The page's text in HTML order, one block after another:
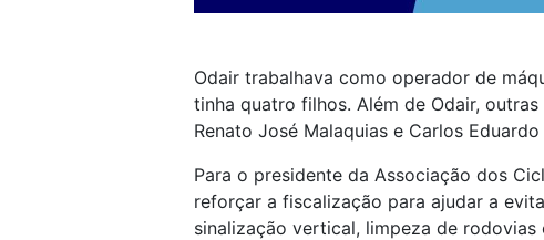
Odair trabalhava como operador de
tinha quatro filhos. Além de Odair,
Renato José Malaquias e Carlos
Para o presidente da Associação dos
reforçar a fiscalização para ajudar a
sinalização vertical, limpeza de